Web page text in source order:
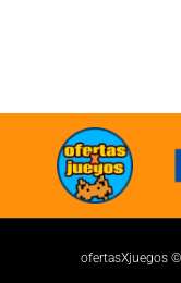
ofertasXjuegos ©